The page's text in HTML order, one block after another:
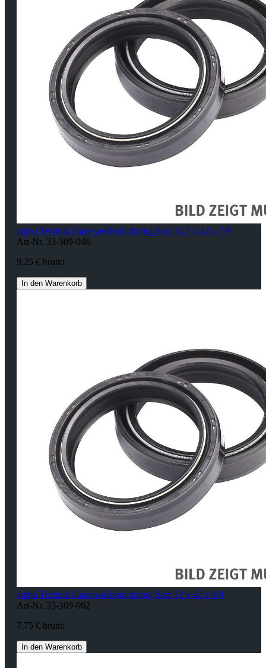
alpha Technik Gabelwellendichtring Satz 31,7 x 42 x 7/9
Art-Nr. 33-309-046
9,25 € brutto
In den Warenkorb
alpha Technik Gabelwellendichtring Satz 32 x 42 x 8/9
Art-Nr. 33-309-062
7,75 € brutto
In den Warenkorb